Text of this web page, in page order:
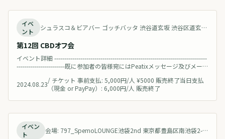
イベ
ント
シュラスコ＆ビアバー ゴッチバッタ 渋谷道玄坂 渋谷区道玄坂２丁目８−１ 大和田ビル ２Ｆ Japan 地図を見る
第12回 CBDオフ会
イベント詳細 ----------------------------------------------------------------------------
------------------------既に参加者の皆様宛にはPeatixメッセージ及びメール
移動をしますので、途中参加の場合はご注意ください。------
2024.08.23/ チケット 事前支払: 5,000円/人 ¥5000 販売終了当日支払
（現金 or PayPay）: 6,000円/人 販売終了
イベン
ト
会場: 797_SpemoLOUNGE池袋2nd 東京都豊島区南池袋2-24-3 西武ビル4階